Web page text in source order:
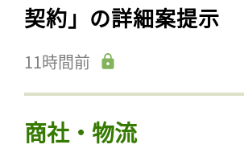
契約」の詳細案提示
11時間前
商社・物流